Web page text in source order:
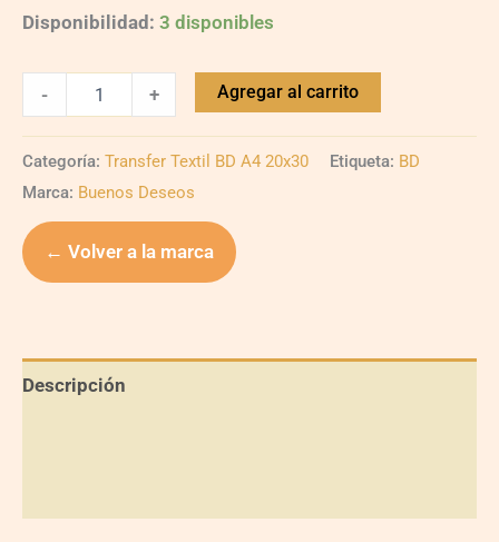
Disponibilidad: 3 disponibles
- + Agregar al carrito
Categoría: Transfer Textil BD A4 20x30 Etiqueta: BD
Marca: Buenos Deseos
← Volver a la marca
Descripción